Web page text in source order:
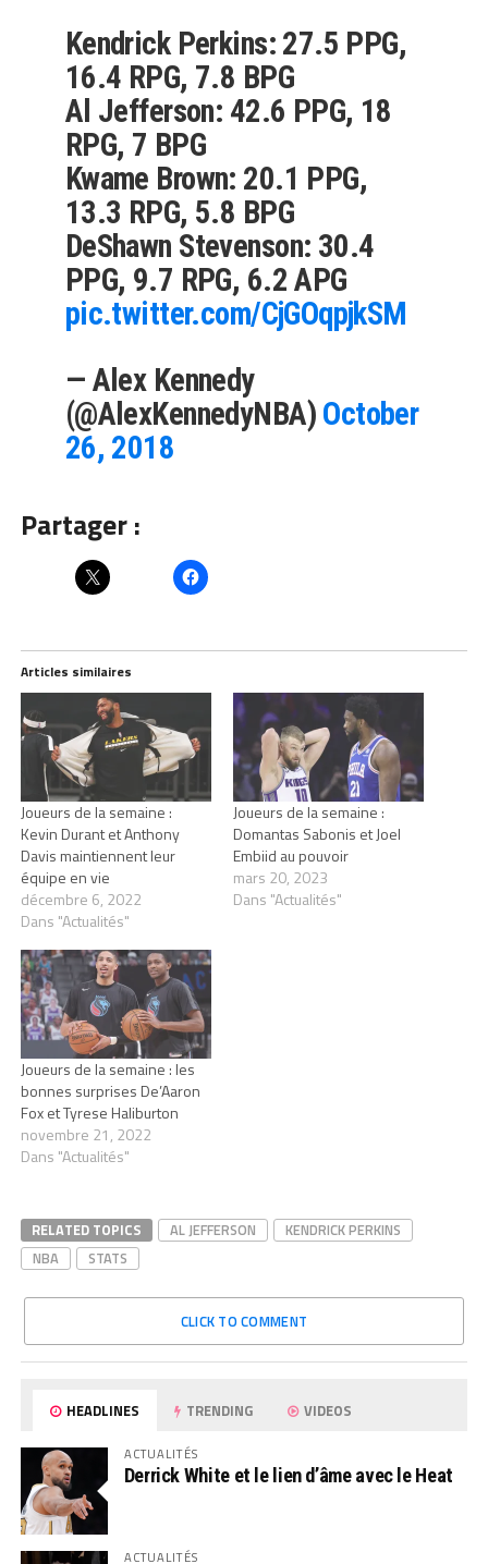
Kendrick Perkins: 27.5 PPG,
16.4 RPG, 7.8 BPG
Al Jefferson: 42.6 PPG, 18
RPG, 7 BPG
Kwame Brown: 20.1 PPG,
13.3 RPG, 5.8 BPG
DeShawn Stevenson: 30.4
PPG, 9.7 RPG, 6.2 APG
pic.twitter.com/CjGOqpjkSM
— Alex Kennedy
(@AlexKennedyNBA) October
26, 2018
Partager :
Articles similaires
Joueurs de la semaine :
Kevin Durant et Anthony
Davis maintiennent leur
équipe en vie
décembre 6, 2022
Dans "Actualités"
Joueurs de la semaine :
Domantas Sabonis et Joel
Embiid au pouvoir
mars 20, 2023
Dans "Actualités"
Joueurs de la semaine : les
bonnes surprises De’Aaron
Fox et Tyrese Haliburton
novembre 21, 2022
Dans "Actualités"
RELATED TOPICS AL JEFFERSON
KENDRICK PERKINS
NBA
STATS
CLICK TO COMMENT
HEADLINES TRENDING VIDEOS
ACTUALITÉS
Derrick White et le lien d’âme avec le Heat
ACTUALITÉS